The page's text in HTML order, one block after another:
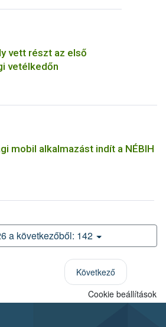
vett részt az első
vetélkedőn
mobil alkalmazást indít a NÉBIH
a következőből: 142
Következő
Cookie beállítások